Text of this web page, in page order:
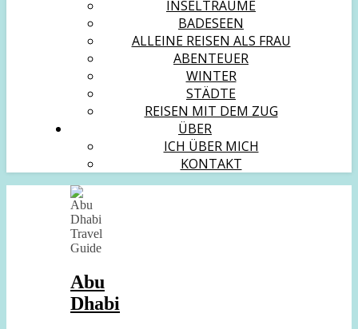
INSELTRÄUME
BADESEEN
ALLEINE REISEN ALS FRAU
ABENTEUER
WINTER
STÄDTE
REISEN MIT DEM ZUG
ÜBER
ICH ÜBER MICH
KONTAKT
Abu
Dhabi